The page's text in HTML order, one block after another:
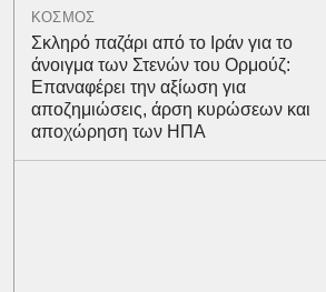
ΚΟΣΜΟΣ
Σκληρό παζάρι από το Ιράν για το
άνοιγμα των Στενών του Ορμούζ:
Επαναφέρει την αξίωση για
αποζημιώσεις, άρση κυρώσεων και
αποχώρηση των ΗΠΑ